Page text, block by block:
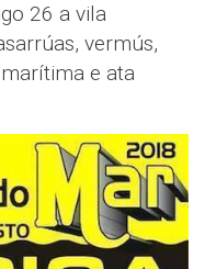
26 a vila
vermús,
e ata